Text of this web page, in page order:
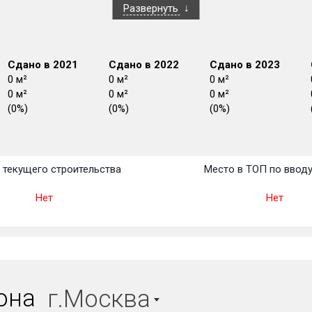
Развернуть
Сдано в 2021
0 м²
0 м²
(0%)
Сдано в 2022
0 м²
0 м²
(0%)
Сдано в 2023
0 м²
0 м²
(0%)
строительства
Нет
Место в ТОП по
Нет
г.Москва